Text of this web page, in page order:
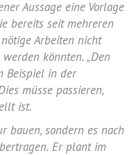
Aussage eine Vorlage
bereits seit mehreren
Arbeiten nicht
könnten. „Den
Beispiel in der
müsse passieren,
ist.
bauen, sondern es nach
Er plant im